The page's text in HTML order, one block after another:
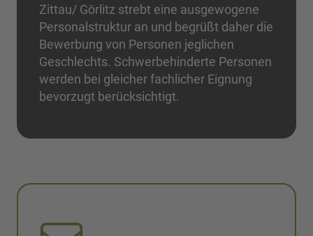
Zittau/ Görlitz strebt eine ausgewogene
Personalstruktur an und begrüßt daher die
Bewerbung von Personen jeglichen
Geschlechts. Schwerbehinderte Personen
werden bei gleicher fachlicher Eignung
bevorzugt berücksichtigt.